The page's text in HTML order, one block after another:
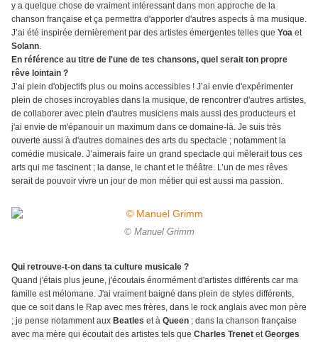
y a quelque chose de vraiment intéressant dans mon approche de la
chanson française et ça permettra d'apporter d'autres aspects à ma musique.
J’ai été inspirée dernièrement par des artistes émergentes telles que Yoa et
Solann.
En référence au titre de l'une de tes chansons, quel serait ton propre
rêve lointain ?
J’ai plein d'objectifs plus ou moins accessibles ! J’ai envie d'expérimenter
plein de choses incroyables dans la musique, de rencontrer d'autres artistes,
de collaborer avec plein d'autres musiciens mais aussi des producteurs et
j'ai envie de m'épanouir un maximum dans ce domaine-là. Je suis très
ouverte aussi à d'autres domaines des arts du spectacle ; notamment la
comédie musicale. J’aimerais faire un grand spectacle qui mêlerait tous ces
arts qui me fascinent ; la danse, le chant et le théâtre. L’un de mes rêves
serait de pouvoir vivre un jour de mon métier qui est aussi ma passion.
© Manuel Grimm
Qui retrouve-t-on dans ta culture musicale ?
Quand j'étais plus jeune, j'écoutais énormément d'artistes différents car ma
famille est mélomane. J'ai vraiment baigné dans plein de styles différents,
que ce soit dans le Rap avec mes frères, dans le rock anglais avec mon père
; je pense notamment aux Beatles et à Queen ; dans la chanson française
avec ma mère qui écoutait des artistes tels que Charles Trenet etGeorges